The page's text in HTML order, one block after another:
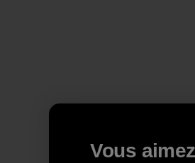
Vous